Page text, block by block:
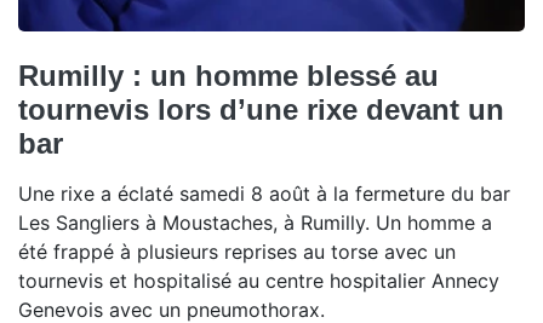
Rumilly : un homme blessé au
tournevis lors d’une rixe devant un
bar
Une rixe a éclaté samedi 8 août à la fermeture du bar
Les Sangliers à Moustaches, à Rumilly. Un homme a
été frappé à plusieurs reprises au torse avec un
tournevis et hospitalisé au centre hospitalier Annecy
Genevois avec un pneumothorax.